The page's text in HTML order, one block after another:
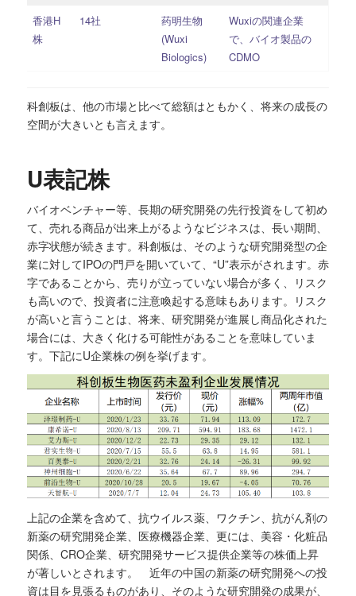
香港H
株
14社
药明生物
(Wuxi
Biologics)
Wuxiの関連企業
で、バイオ製品の
CDMO
科創板は、他の市場と比べて総額はともかく、将来の成長の
空間が大きいとも言えます。
U表記株
バイオベンチャー等、長期の研究開発の先行投資をして初め
て、売れる商品が出来上がるようなビジネスは、長い期間、
赤字状態が続きます。科創板は、そのような研究開発型の企
業に対してIPOの門戸を開いていて、“U”表示がされます。赤
字であることから、売りが立っていない場合が多く、リスク
も高いので、投資者に注意喚起する意味もあります。リスク
が高いと言うことは、将来、研究開発が進展し商品化された
場合には、大きく化ける可能性があることを意味していま
す。下記にU企業株の例を挙げます。
上記の企業を含めて、抗ウイルス薬、ワクチン、抗がん剤の
新薬の研究開発企業、医療機器企業、更には、美容・化粧品
関係、CRO企業、研究開発サービス提供企業等の株価上昇
が著しいとされます。 近年の中国の新薬の研究開発への投
資は目を見張るものがあり、そのような研究開発の成果が、